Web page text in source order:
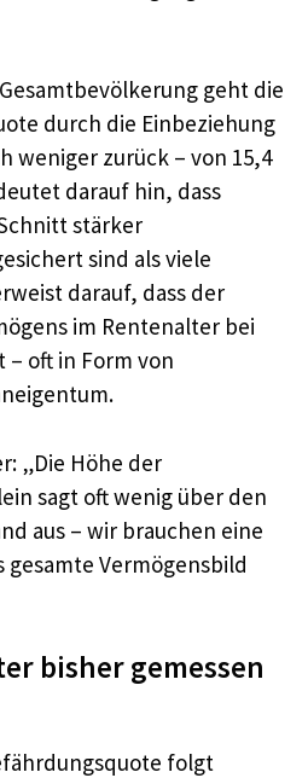
geht die
durch die Einbeziehung
weniger zurück – von 15,4
darauf hin, dass
stärker
sind als viele
darauf, dass der
im Rentenalter bei
– oft in Form von
„Die Höhe der
sagt oft wenig über den
aus – wir brauchen eine
gesamte Vermögensbild
bisher gemessen
folgt